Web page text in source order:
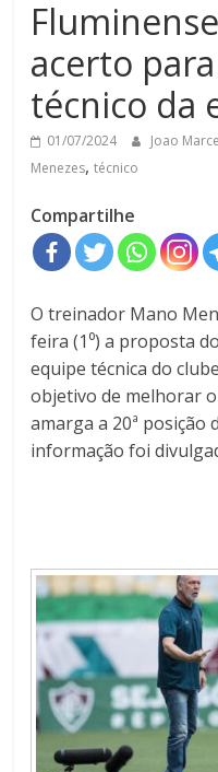
acerto
técnico da
01/07/2024 Joao
Menezes,técnico
Compartilhe
O treinador Mano
feira (1⁰) a proposta
equipe técnica do
objetivo de melhorar
amarga a 20ª posição
informação foi